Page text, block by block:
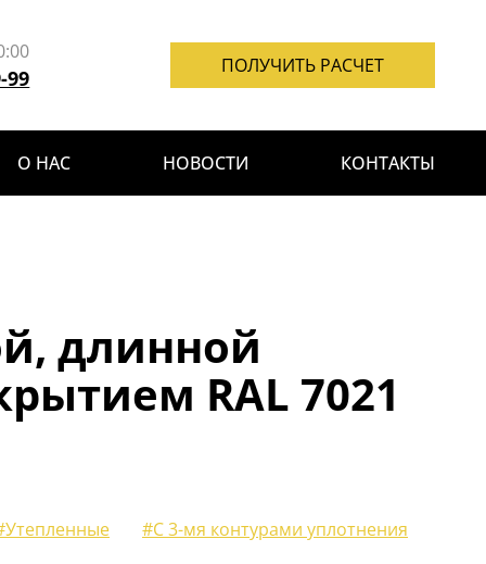
99 ПОЛУЧИТЬ РАСЧЕТ
О НАС НОВОСТИ КОНТАКТЫ
длинной
RAL 7021
#С 3-мя контурами уплотнения